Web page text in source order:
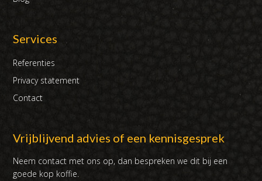
Services
Referenties
Privacy statement
Contact
Vrijblijvend advies of een kennisgesprek
Neem contact met ons op, dan bespreken we dit bij een
goede kop koffie.